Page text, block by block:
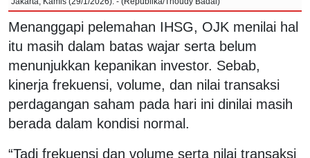
Menanggapi pelemahan IHSG, OJK menilai hal
itu masih dalam batas wajar serta belum
menunjukkan kepanikan investor. Sebab,
kinerja frekuensi, volume, dan nilai transaksi
perdagangan saham pada hari ini dinilai masih
berada dalam kondisi normal.
“Tadi frekuensi dan volume serta nilai transaksi